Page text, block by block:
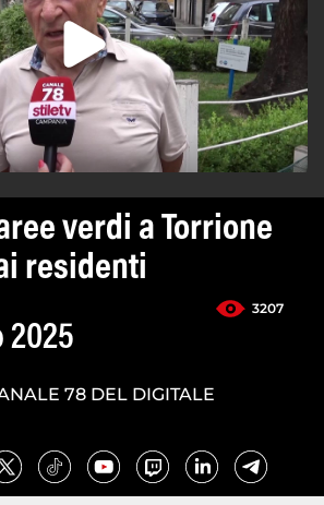
verdi a Torrione
residenti
3207
2025
78 DEL DIGITALE